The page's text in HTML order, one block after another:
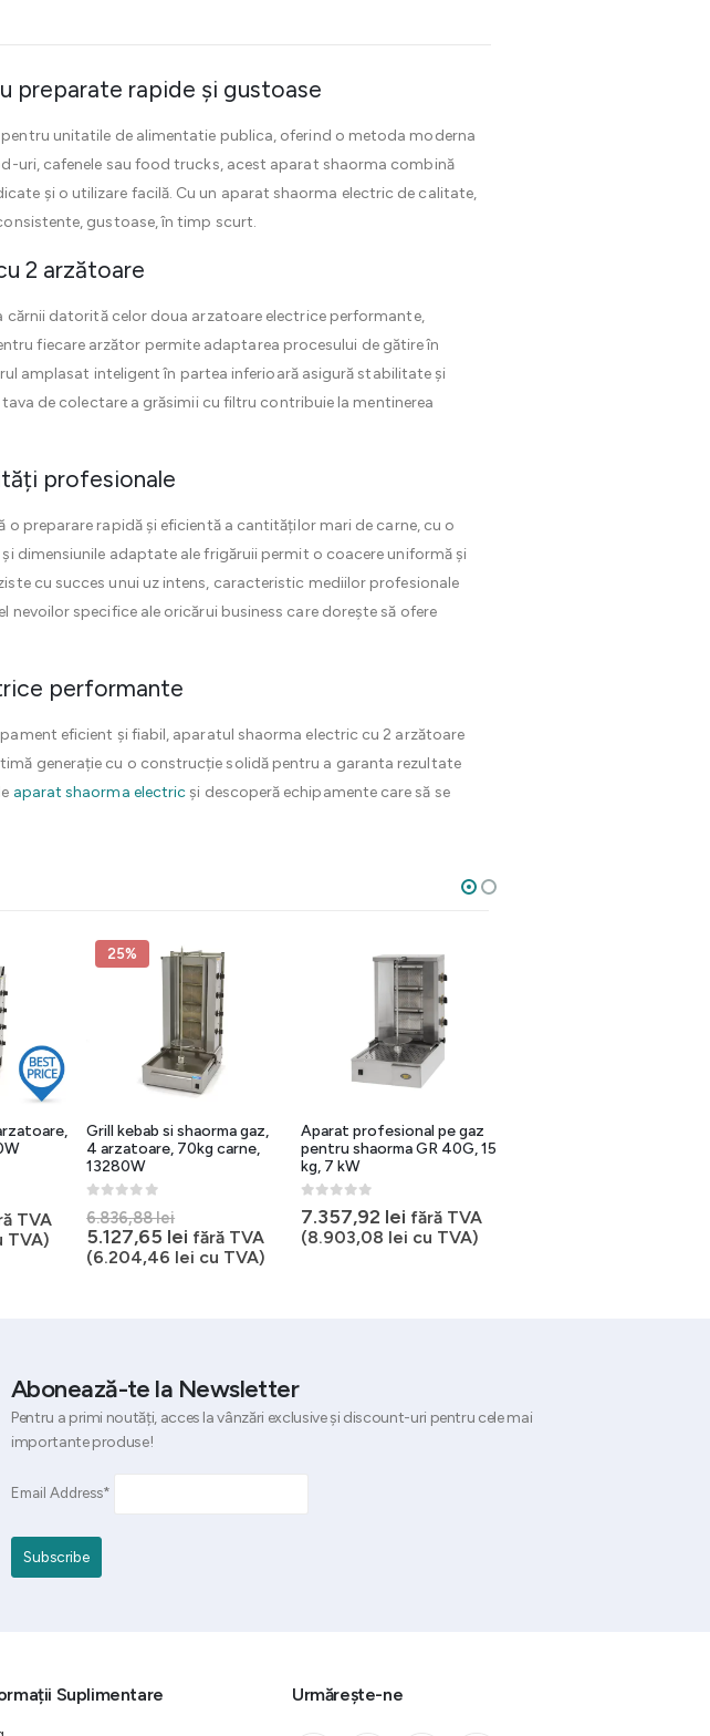
preparate rapide și gustoase
unitatile de alimentatie publica, oferind o metoda moderna
uri, cafenele sau food trucks, acest aparat shaorma combină
și o utilizare facilă. Cu un aparat shaorma electric de calitate,
gustoase, în timp scurt.
2 arzătoare
datorită celor doua arzatoare electrice performante,
fiecare arzător permite adaptarea procesului de gătire în
amplasat inteligent în partea inferioară asigură stabilitate și
de colectare a grăsimii cu filtru contribuie la mentinerea
profesionale
preparare rapidă și eficientă a cantităților mari de carne, cu o
dimensiunile adaptate ale frigăruii permit o coacere uniformă și
cu succes unui uz intens, caracteristic mediilor profesionale
specifice ale oricărui business care dorește să ofere
performante
eficient și fiabil, aparatul shaorma electric cu 2 arzătoare
generație cu o construcție solidă pentru a garanta rezultate
aparat shaorma electric și descoperă echipamente care să se
TVA
TVA)
25%
Grill kebab si shaorma gaz,
4 arzatoare, 70kg carne,
13280W
6.836,88lei
inițial
a
5.127,65 lei Prețul
curent
fără TVA
(6.204,46 lei cu TVA)
Aparat profesional pe gaz
pentru shaorma GR 40G, 15
kg, 7 kW
0out of 5
7.357,92 lei fără TVA
(8.903,08 lei cu TVA)
Abonează-te la Newsletter
Pentru a primi noutăți, acces la vânzări exclusive și discount-uri pentru cele mai
importante produse!
Email Address*
Suplimentare Urmărește-ne